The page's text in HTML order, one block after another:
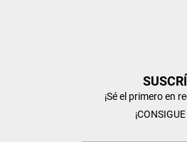
¡Sé el primero en